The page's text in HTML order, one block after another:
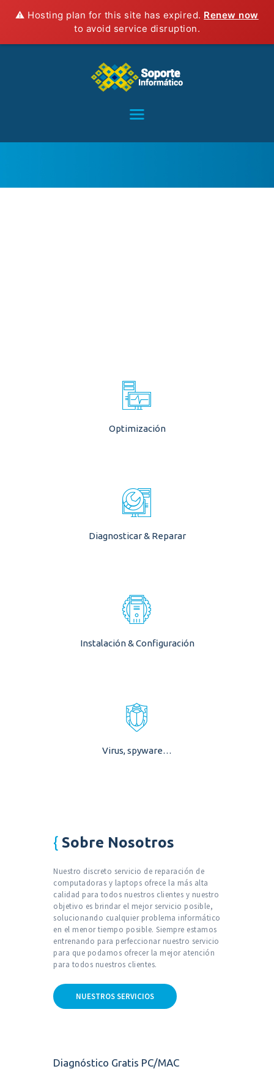
⚠️ Hosting plan for this site has expired. Renew now
to avoid service disruption.
HOME
SERVICIOS
TIENDA
Optimización
No creerás que es la misma computadora
vieja. ¡Su sistema funcionará como lo hizo el
día que lo compró!
VER MÁS
Diagnosticar & Reparar
Laboratorio completo para el diagnóstico y
reparación de una sola visita de su
computadora o laptop
VER MÁS
Instalación & Configuración
Confundido y frustrado con la instalación y
configuración del dispositivo? Déjalo en
manos de los expertos.
VER MÁS
Virus, spyware…
Amenazas en línea, virus, hackers!
¿Preocupado por la Seguridad?
VER MÁS
Sobre Nosotros
Nuestro discreto servicio de reparación de
computadoras y laptops ofrece la más alta
calidad para todos nuestros clientes y nuestro
objetivo es brindar el mejor servicio posible,
solucionando cualquier problema informático
en el menor tiempo posible. Siempre estamos
entrenando para perfeccionar nuestro servicio
para que podamos ofrecer la mejor atención
para todos nuestros clientes.
NUESTROS SERVICIOS
Diagnóstico Gratis PC/MAC